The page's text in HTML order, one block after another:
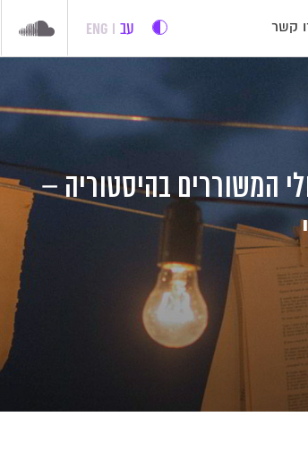
קשר עב ENG
המשוררים בהיסטוריה –